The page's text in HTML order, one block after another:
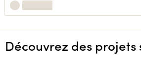
Découvrez des projets